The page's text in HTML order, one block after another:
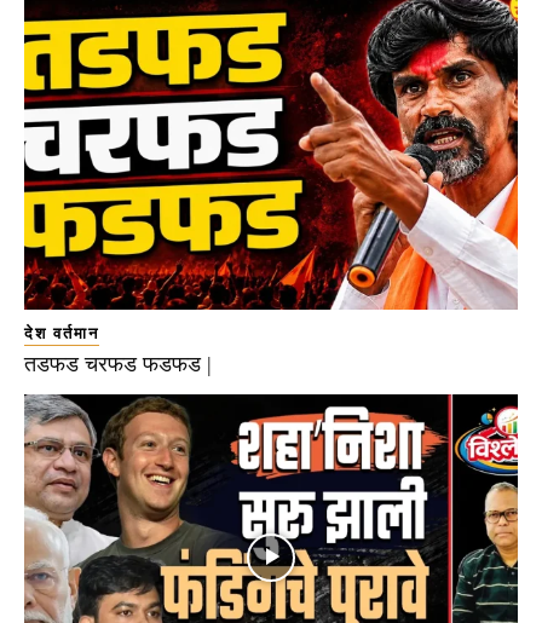
देश वर्तमान
तडफड चरफड फडफड |